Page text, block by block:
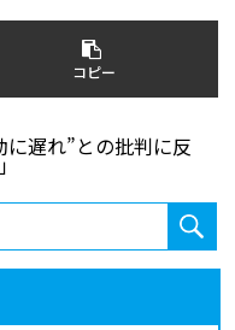
コピー